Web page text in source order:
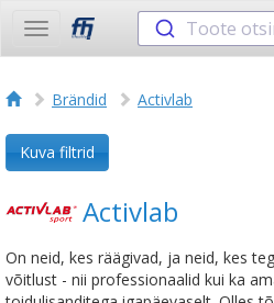
Toggle
navigation
Toote
Brändid Activlab
Kuva filtrid
Activlab
On neid, kes räägivad, ja neid, kes
võitlust - nii professionaalid kui ka